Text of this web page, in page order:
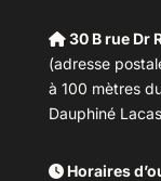
30 B rue Dr
(adresse
à 100 mètres
Dauphiné
Horaires